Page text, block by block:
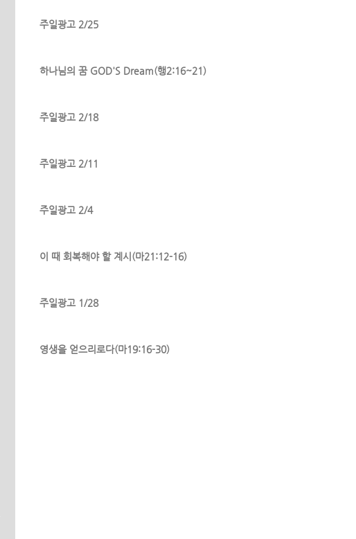
주일광고 2/25
하나님의 꿈 GOD'S Dream(행2:16~21)
주일광고 2/18
주일광고 2/11
주일광고 2/4
이 때 회복해야 할 계시(마21:12-16)
주일광고 1/28
영생을 얻으리로다(마19:16-30)